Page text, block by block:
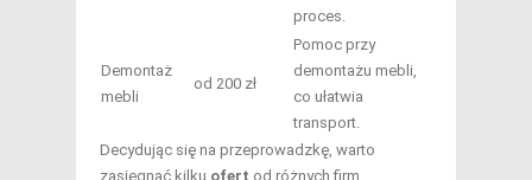
proces.
Demontaż
mebli
od 200 zł
Pomoc przy
demontażu mebli,
co ułatwia
transport.
Decydując się na przeprowadzkę, warto
zasięgnąć kilku ofert od różnych firm